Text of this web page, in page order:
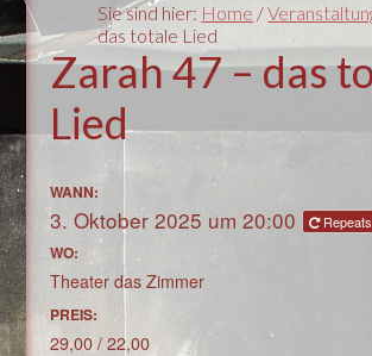
Sie sind hier: Home /
das totale Lied
Zarah 47 – das
Lied
WANN:
3. Oktober 2025 um 20:00 Repeats
WO:
Theater das Zimmer
PREIS:
29,00 / 22,00